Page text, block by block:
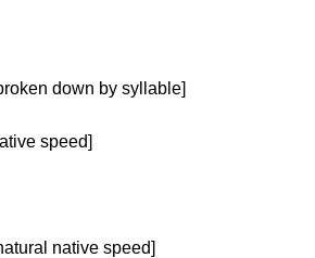
down by syllable]
speed]
native speed]